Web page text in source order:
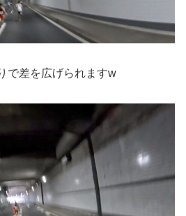
で差を広げられますw